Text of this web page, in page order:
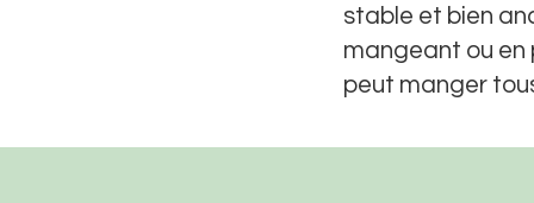
stable et bien
mangeant ou en
peut manger